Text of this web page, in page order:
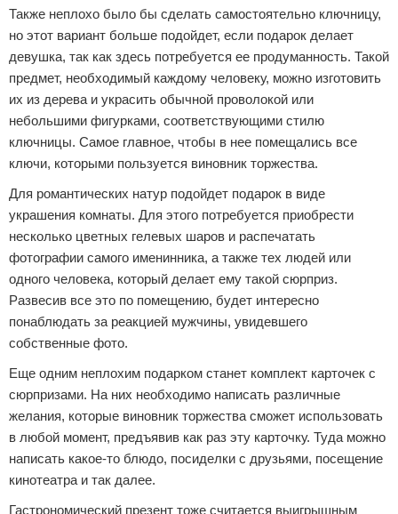
Также неплохо было бы сделать самостоятельно ключницу,
но этот вариант больше подойдет, если подарок делает
девушка, так как здесь потребуется ее продуманность. Такой
предмет, необходимый каждому человеку, можно изготовить
их из дерева и украсить обычной проволокой или
небольшими фигурками, соответствующими стилю
ключницы. Самое главное, чтобы в нее помещались все
ключи, которыми пользуется виновник торжества.
Для романтических натур подойдет подарок в виде
украшения комнаты. Для этого потребуется приобрести
несколько цветных гелевых шаров и распечатать
фотографии самого именинника, а также тех людей или
одного человека, который делает ему такой сюрприз.
Развесив все это по помещению, будет интересно
понаблюдать за реакцией мужчины, увидевшего
собственные фото.
Еще одним неплохим подарком станет комплект карточек с
сюрпризами. На них необходимо написать различные
желания, которые виновник торжества сможет использовать
в любой момент, предъявив как раз эту карточку. Туда можно
написать какое-то блюдо, посиделки с друзьями, посещение
кинотеатра и так далее.
Гастрономический презент тоже считается выигрышным